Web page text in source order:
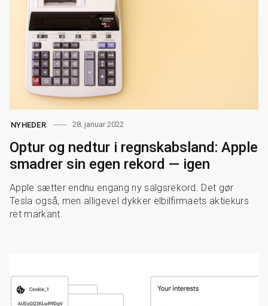
NYHEDER 28. januar 2022
Optur og nedtur i regnskabsland: Apple
smadrer sin egen rekord — igen
Apple sætter endnu engang ny salgsrekord. Det gør
Tesla også, men alligevel dykker elbilfirmaets aktiekurs
ret markant.